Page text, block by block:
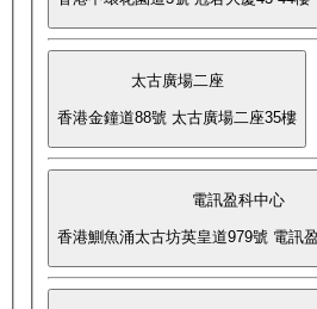
太古廣場二座
香港金鐘道88號 太古廣場二座35樓
電訊盈科中心
香港鰂魚涌太古坊英皇道979號 電訊